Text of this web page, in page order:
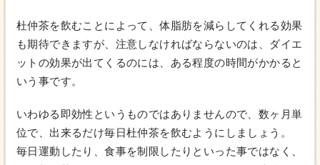
杜仲茶を飲むことによって、体脂肪を減らしてくれる効果
も期待できますが、注意しなければならないのは、ダイエ
ットの効果が出てくるのには、ある程度の時間がかかると
いう事です。
いわゆる即効性というものではありませんので、数ヶ月単
位で、出来るだけ毎日杜仲茶を飲むようにしましょう。
毎日運動したり、食事を制限したりといった事ではなく、